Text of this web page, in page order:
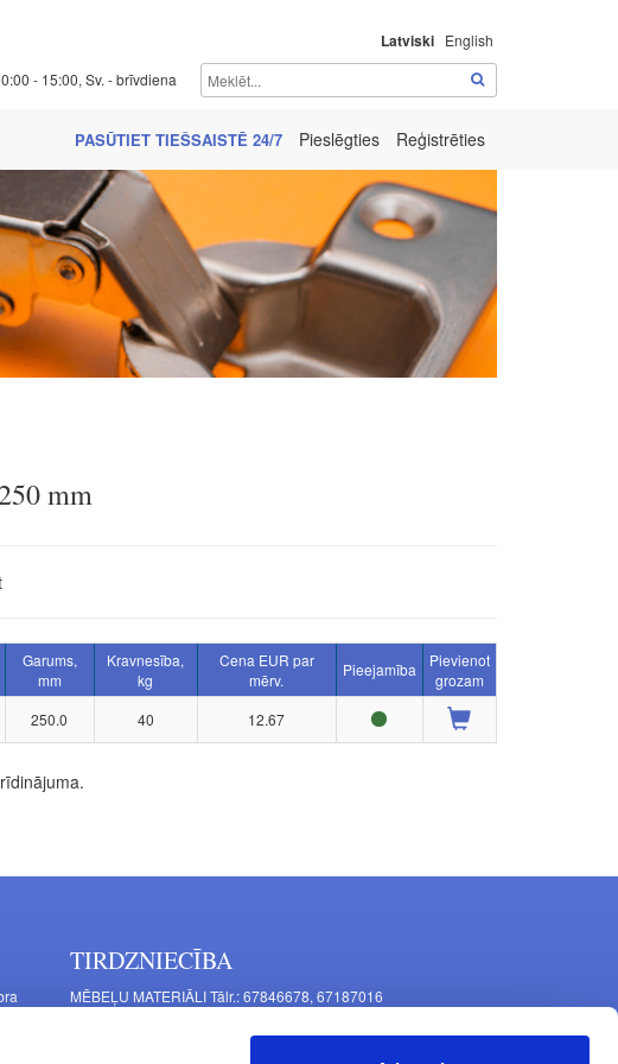
Latviski English
- 15:00, Sv. - brīvdiena
PASŪTIET TIEŠSAISTĒ 24/7 Pieslēgties Reģistrēties
mm
Garums,
mm
Kravnesība,
kg
Cena EUR par
mērv.
Pieejamība
Pievienot
grozam
250.0 40 12.67
TIRDZNIECĪBA
MĒBEĻU MATERIĀLI Tālr.: 67846678, 67187016
Mašīnu iela 11, Rīga, LV-1063, Latvija